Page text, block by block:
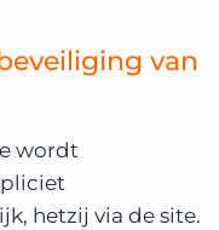
van
wordt
hetzij via de site.